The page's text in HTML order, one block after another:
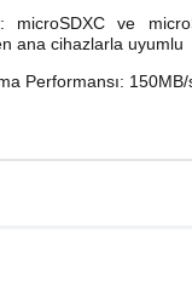
microSDXC ve
ana cihazlarla uyumlu
Performansı: